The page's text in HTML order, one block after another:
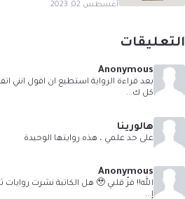
أغسطس 02, 2023
التعليقات
Anonymous
بعد قراءة الرواية استطيع ان اقول انني
كل ك...
هالورينا
على حد علمي ، هذه روايتها الوحيدة
Anonymous
الله!! فزّ قلبي 🥹 هل الكاتبة نشرت
إ...